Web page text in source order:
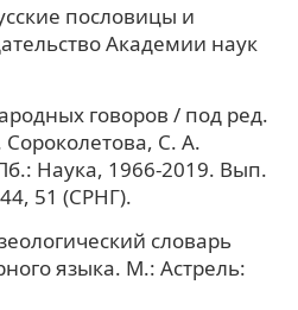
пословицы и
Академии наук
говоров / под ред.
С. А.
Наука, 1966-2019. Вып.
51 (СРНГ).
словарь
языка. М.: Астрель: